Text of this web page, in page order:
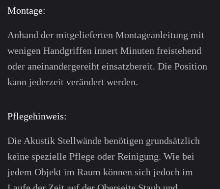
Montage:
Anhand der mitgelieferten Montage­anleitung mit
wenigen Hand­griffen innert Minuten frei­stehend
oder anein­ander­gereiht einsatzbereit. Die Po­sition
kann jederzeit verändert werden.
Pflegehinweis:
Die Akustik Stellwände benötigen grund­sätzlich
keine spezielle Pflege oder Reinigung. Wie bei
jedem Objekt im Raum können sich jedoch im